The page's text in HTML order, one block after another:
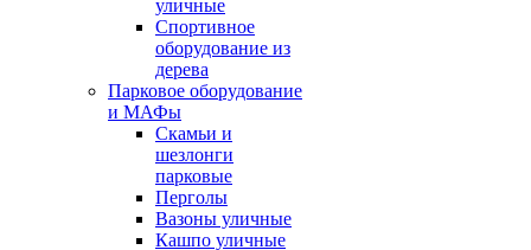
уличные
Спортивное
оборудование из
дерева
Парковое оборудование
и МАФы
Скамьи и
шезлонги
парковые
Перголы
Вазоны уличные
Кашпо уличные